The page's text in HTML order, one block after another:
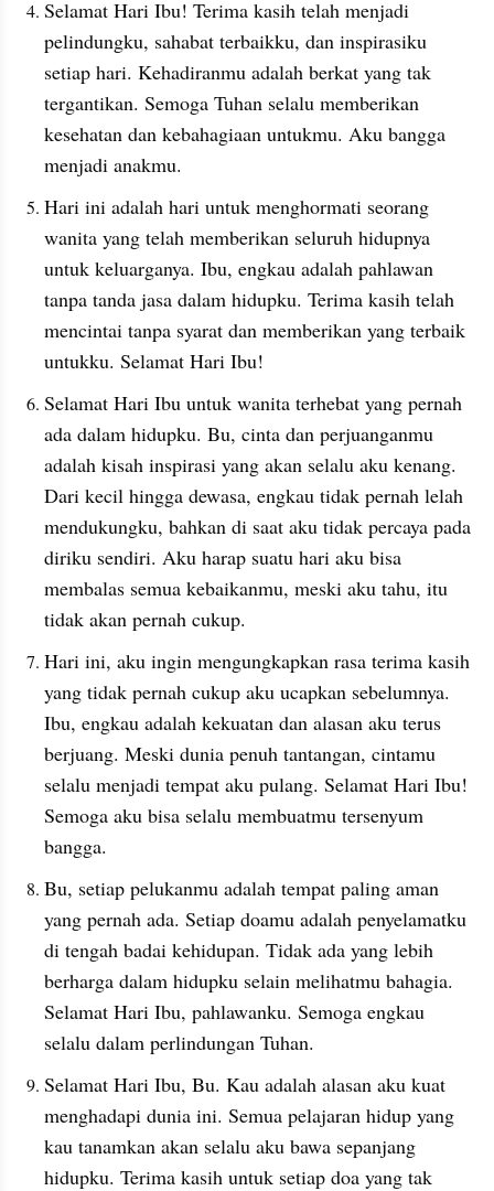
Selamat Hari Ibu! Terima kasih telah menjadi
pelindungku, sahabat terbaikku, dan inspirasiku
setiap hari. Kehadiranmu adalah berkat yang tak
tergantikan. Semoga Tuhan selalu memberikan
kesehatan dan kebahagiaan untukmu. Aku bangga
menjadi anakmu.
Hari ini adalah hari untuk menghormati seorang
wanita yang telah memberikan seluruh hidupnya
untuk keluarganya. Ibu, engkau adalah pahlawan
tanpa tanda jasa dalam hidupku. Terima kasih telah
mencintai tanpa syarat dan memberikan yang terbaik
untukku. Selamat Hari Ibu!
Selamat Hari Ibu untuk wanita terhebat yang pernah
ada dalam hidupku. Bu, cinta dan perjuanganmu
adalah kisah inspirasi yang akan selalu aku kenang.
Dari kecil hingga dewasa, engkau tidak pernah lelah
mendukungku, bahkan di saat aku tidak percaya pada
diriku sendiri. Aku harap suatu hari aku bisa
membalas semua kebaikanmu, meski aku tahu, itu
tidak akan pernah cukup.
Hari ini, aku ingin mengungkapkan rasa terima kasih
yang tidak pernah cukup aku ucapkan sebelumnya.
Ibu, engkau adalah kekuatan dan alasan aku terus
berjuang. Meski dunia penuh tantangan, cintamu
selalu menjadi tempat aku pulang. Selamat Hari Ibu!
Semoga aku bisa selalu membuatmu tersenyum
bangga.
Bu, setiap pelukanmu adalah tempat paling aman
yang pernah ada. Setiap doamu adalah penyelamatku
di tengah badai kehidupan. Tidak ada yang lebih
berharga dalam hidupku selain melihatmu bahagia.
Selamat Hari Ibu, pahlawanku. Semoga engkau
selalu dalam perlindungan Tuhan.
Selamat Hari Ibu, Bu. Kau adalah alasan aku kuat
menghadapi dunia ini. Semua pelajaran hidup yang
kau tanamkan akan selalu aku bawa sepanjang
hidupku. Terima kasih untuk setiap doa yang tak